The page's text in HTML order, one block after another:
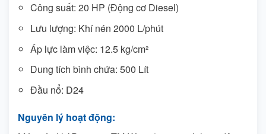
Công suất: 20 HP (Động cơ Diesel)
Lưu lượng: Khí nén 2000 L/phút
Áp lực làm việc: 12.5 kg/cm²
Dung tích bình chứa: 500 Lít
Đầu nổ: D24
Nguyên lý hoạt động: